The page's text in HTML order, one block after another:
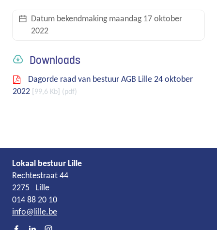
Datum bekendmakingmaandag 17 oktober
2022
Downloads
Dagorde raad van bestuur AGB Lille 24 oktober
2022
99,6 Kb pdf
Lokaal bestuur Lille
Adres
Rechtestraat 44
2275
Lille
Tel.
014 88 20 10
E-
mail
info@lille.be